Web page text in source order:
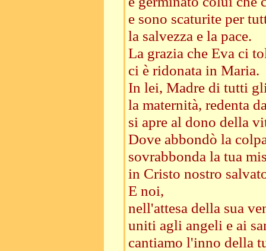
e sono scaturite per
la salvezza e la pace.
La grazia che Eva ci
ci è ridonata in Maria.
In lei, Madre di tutti
la maternità, redenta
si apre al dono della
Dove abbondò la
sovrabbonda la tua
in Cristo nostro
E noi,
nell'attesa della sua
uniti agli angeli e ai
cantiamo l'inno della